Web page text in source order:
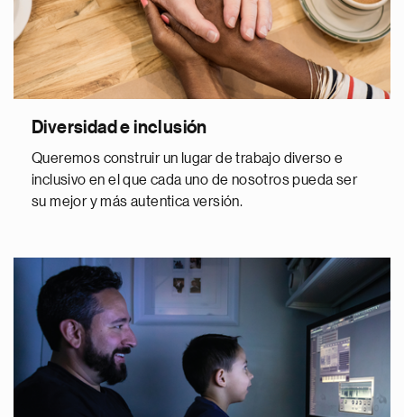
Diversidad e inclusión
Queremos construir un lugar de trabajo diverso e
inclusivo en el que cada uno de nosotros pueda ser
su mejor y más autentica versión.